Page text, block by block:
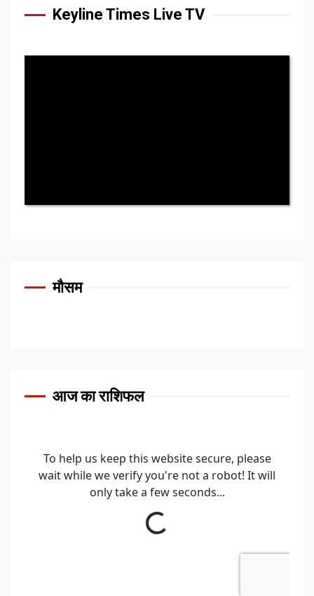
Keyline Times Live TV
मौसम
आज का राशिफल